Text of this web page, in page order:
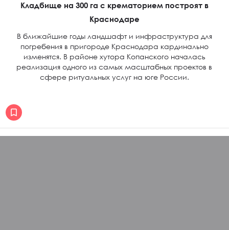
Кладбище на 300 га с крематорием построят в
Краснодаре
В ближайшие годы ландшафт и инфраструктура для
погребения в пригороде Краснодара кардинально
изменятся. В районе хутора Копанского началась
реализация одного из самых масштабных проектов в
сфере ритуальных услуг на юге России.